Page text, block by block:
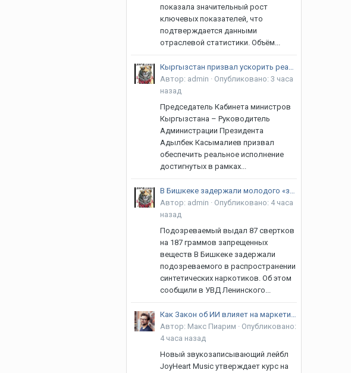
показала значительный рост
ключевых показателей, что
подтверждается данными
отраслевой статистики. Объём...
Кыргызстан призвал ускорить реализацию договоренностей в рамках ЕАЭС
Автор: admin · Опубликовано:3 часа
назад
Председатель Кабинета министров
Кыргызстана – Руководитель
Администрации Президента
Адылбек Касымалиев призвал
обеспечить реальное исполнение
достигнутых в рамках...
В Бишкеке задержали молодого «закладчика»
Автор: admin · Опубликовано: 4 часа
назад
Подозреваемый выдал 87 свертков
на 187 граммов запрещенных
веществ В Бишкеке задержали
подозреваемого в распространении
синтетических наркотиков. Об этом
сообщили в УВД Ленинского...
Как Закон об ИИ влияет на маркетинг песен, созданных без искусственного интеллекта
Автор: Макс Пиарим · Опубликовано:
4 часа назад
Новый звукозаписывающий лейбл
JoyHeart Music утверждает курс на